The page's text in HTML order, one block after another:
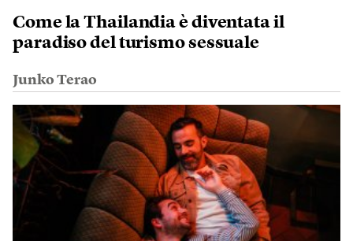
Come la Thailandia è diventata il
paradiso del turismo sessuale
Junko Terao